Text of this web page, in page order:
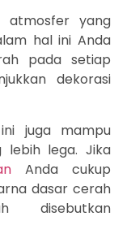
atmosfer yang
hal ini Anda
pada setiap
dekorasi
juga mampu
lebih lega. Jika
Anda cukup
dasar cerah
disebutkan